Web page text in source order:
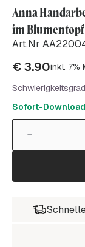
Anna
im
Art.Nr
€3.90inkl. 7%
Schwierigkeitsgrad
Sofort-Download